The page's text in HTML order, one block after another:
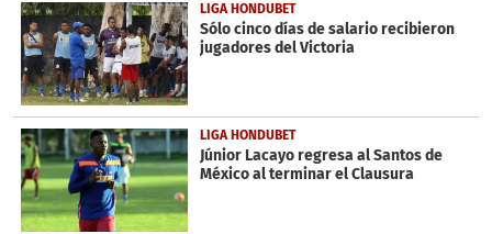
LIGA HONDUBET
Sólo cinco días de salario recibieron
jugadores del Victoria
LIGA HONDUBET
Júnior Lacayo regresa al Santos de
México al terminar el Clausura